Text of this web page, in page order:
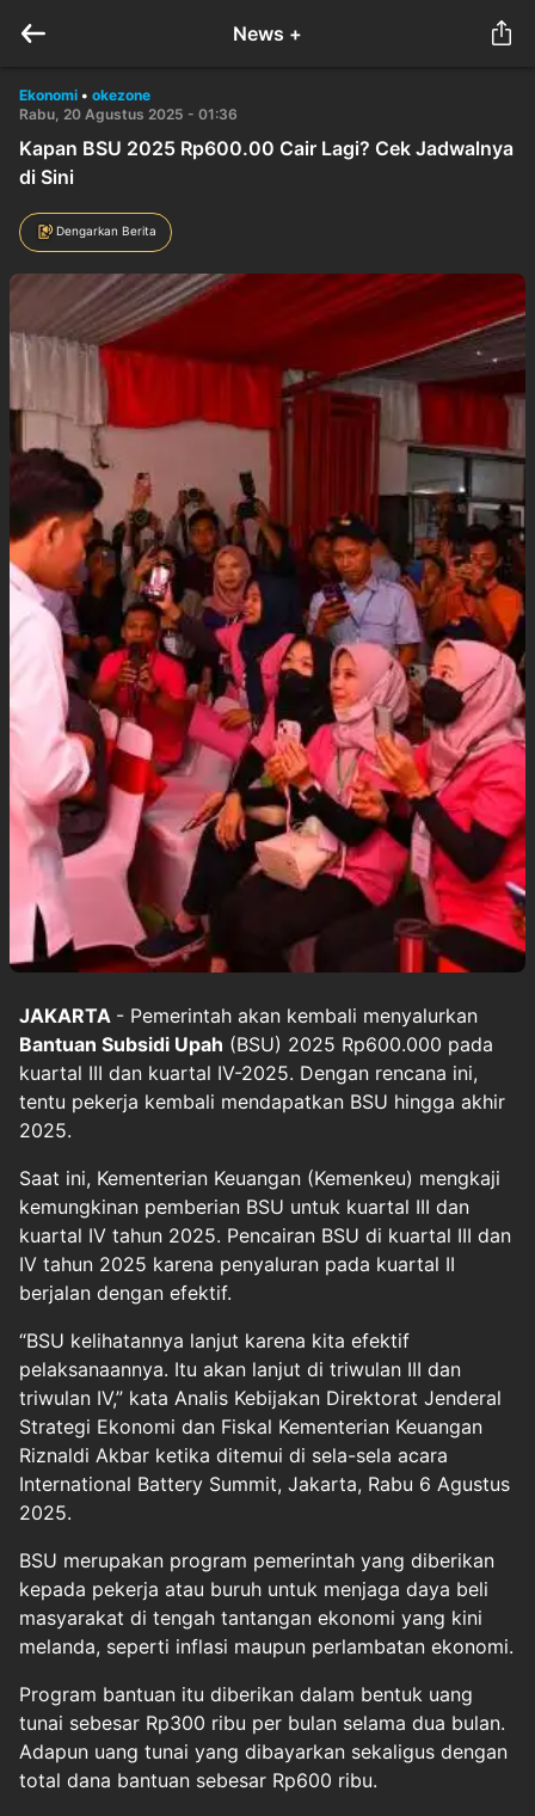
News +
Ekonomi • okezone
Rabu, 20 Agustus 2025 - 01:36
Kapan BSU 2025 Rp600.00 Cair Lagi? Cek Jadwalnya
di Sini
Dengarkan Berita
JAKARTA - Pemerintah akan kembali menyalurkan
Bantuan Subsidi Upah (BSU) 2025 Rp600.000 pada
kuartal III dan kuartal IV-2025. Dengan rencana ini,
tentu pekerja kembali mendapatkan BSU hingga akhir
2025.
Saat ini, Kementerian Keuangan (Kemenkeu) mengkaji
kemungkinan pemberian BSU untuk kuartal III dan
kuartal IV tahun 2025. Pencairan BSU di kuartal III dan
IV tahun 2025 karena penyaluran pada kuartal II
berjalan dengan efektif.
“BSU kelihatannya lanjut karena kita efektif
pelaksanaannya. Itu akan lanjut di triwulan III dan
triwulan IV,” kata Analis Kebijakan Direktorat Jenderal
Strategi Ekonomi dan Fiskal Kementerian Keuangan
Riznaldi Akbar ketika ditemui di sela-sela acara
International Battery Summit, Jakarta, Rabu 6 Agustus
2025.
BSU merupakan program pemerintah yang diberikan
kepada pekerja atau buruh untuk menjaga daya beli
masyarakat di tengah tantangan ekonomi yang kini
melanda, seperti inflasi maupun perlambatan ekonomi.
Program bantuan itu diberikan dalam bentuk uang
tunai sebesar Rp300 ribu per bulan selama dua bulan.
Adapun uang tunai yang dibayarkan sekaligus dengan
total dana bantuan sebesar Rp600 ribu.